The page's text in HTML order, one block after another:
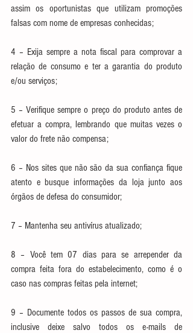
assim os oportunistas que utilizam promoções
falsas com nome de empresas conhecidas;
4 – Exija sempre a nota fiscal para comprovar a
relação de consumo e ter a garantia do produto
e/ou serviços;
5 – Verifique sempre o preço do produto antes de
efetuar a compra, lembrando que muitas vezes o
valor do frete não compensa;
6 – Nos sites que não são da sua confiança fique
atento e busque informações da loja junto aos
órgãos de defesa do consumidor;
7 – Mantenha seu antivírus atualizado;
8 – Você tem 07 dias para se arrepender da
compra feita fora do estabelecimento, como é o
caso nas compras feitas pela internet;
9 – Documente todos os passos de sua compra,
inclusive deixe salvo todos os e-mails de